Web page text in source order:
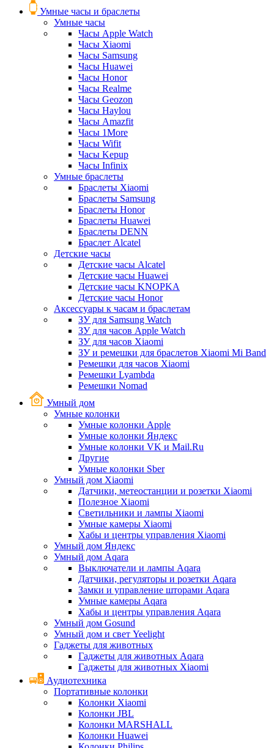
Умные часы и браслеты
Умные часы
Часы Apple Watch
Часы Xiaomi
Часы Samsung
Часы Huawei
Часы Honor
Часы Realme
Часы Geozon
Часы Haylou
Часы Amazfit
Часы 1More
Часы Wifit
Часы Kepup
Часы Infinix
Умные браслеты
Браслеты Xiaomi
Браслеты Samsung
Браслеты Honor
Браслеты Huawei
Браслеты DENN
Браслет Alcatel
Детские часы
Детские часы Alcatel
Детские часы Huawei
Детские часы KNOPKA
Детские часы Honor
Аксессуары к часам и браслетам
ЗУ для Samsung Watch
ЗУ для часов Apple Watch
ЗУ для часов Xiaomi
ЗУ и ремешки для браслетов Xiaomi Mi Band
Ремешки для часов Xiaomi
Ремешки Lyambda
Ремешки Nomad
Умный дом
Умные колонки
Умные колонки Apple
Умные колонки Яндекс
Умные колонки VK и Mail.Ru
Другие
Умные колонки Sber
Умный дом Xiaomi
Датчики, метеостанции и розетки Xiaomi
Полезное Xiaomi
Светильники и лампы Xiaomi
Умные камеры Xiaomi
Хабы и центры управления Xiaomi
Умный дом Яндекс
Умный дом Aqara
Выключатели и лампы Aqara
Датчики, регуляторы и розетки Aqara
Замки и управление шторами Aqara
Умные камеры Aqara
Хабы и центры управления Aqara
Умный дом Gosund
Умный дом и свет Yeelight
Гаджеты для животных
Гаджеты для животных Aqara
Гаджеты для животных Xiaomi
Аудиотехника
Портативные колонки
Колонки Xiaomi
Колонки JBL
Колонки MARSHALL
Колонки Huawei